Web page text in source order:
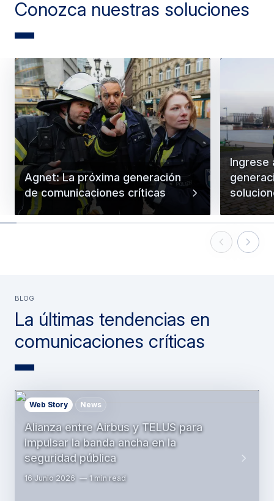
Conozca nuestras soluciones
Agnet: La próxima generación
de comunicaciones críticas
Ingrese
PreviousNext
La últimas tendencias en
comunicaciones críticas
BLOG
Alianza entre Airbus y TELUS para
impulsar la banda ancha en la
seguridad pública
Web Story News
16 Junio 2026 1 min read